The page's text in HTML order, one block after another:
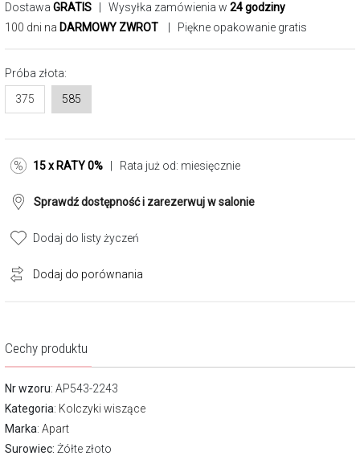
Dostawa GRATIS | Wysyłka zamówienia w 24 godziny
100 dni na DARMOWY ZWROT | Piękne opakowanie gratis
Próba złota:
375
585
15 x RATY 0% | Rata już od: miesięcznie
Sprawdź dostępność i zarezerwuj w salonie
Dodaj do listy życzeń
Dodaj do porównania
Cechy produktu
Nr wzoru: AP543-2243
Kategoria: Kolczyki wiszące
Marka: Apart
Surowiec: Żółte złoto